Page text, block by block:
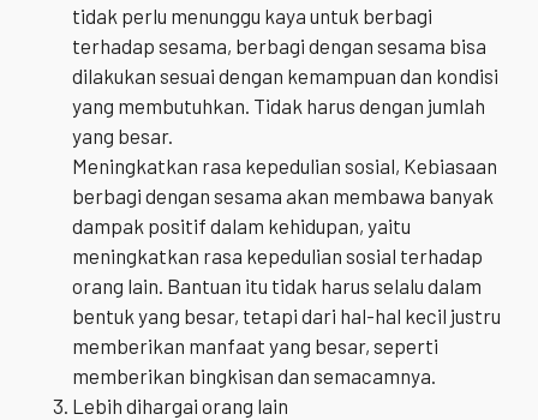
tidak perlu menunggu kaya untuk berbagi
terhadap sesama, berbagi dengan sesama bisa
dilakukan sesuai dengan kemampuan dan kondisi
yang membutuhkan. Tidak harus dengan jumlah
yang besar.
Meningkatkan rasa kepedulian sosial, Kebiasaan
berbagi dengan sesama akan membawa banyak
dampak positif dalam kehidupan, yaitu
meningkatkan rasa kepedulian sosial terhadap
orang lain. Bantuan itu tidak harus selalu dalam
bentuk yang besar, tetapi dari hal-hal kecil justru
memberikan manfaat yang besar, seperti
memberikan bingkisan dan semacamnya.
Lebih dihargai orang lain